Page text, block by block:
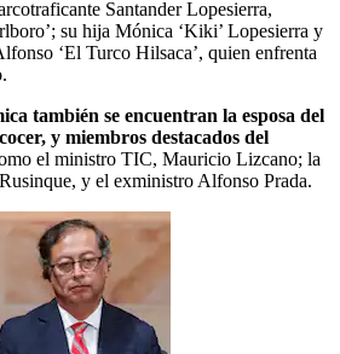
Santander Lopesierra,
su hija Mónica ‘Kiki’ Lopesierra y
‘El Turco Hilsaca’, quien enfrenta
también se encuentran la esposa del
y miembros destacados del
el ministro TIC, Mauricio Lizcano; la
y el exministro Alfonso Prada.